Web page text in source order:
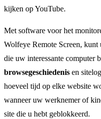
kijken op YouTube.
Met software voor het
Wolfeye Remote Screen, kunt
die uw interessante computer
browsegeschiedenis en
hoeveel tijd op elke website
wanneer uw werknemer of
site die u hebt geblokkeerd.